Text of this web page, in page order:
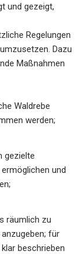
und gezeigt,
Regelungen
Dazu
Maßnahmen
Waldrebe
werden;
gezielte
und
räumlich zu
für
beschrieben